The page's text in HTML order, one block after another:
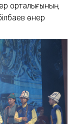
орталығының
өнер